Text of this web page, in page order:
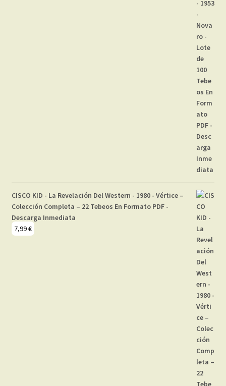
CISCO KID - La Revelación Del Western - 1980 - Vértice –
Colección Completa – 22 Tebeos En Formato PDF -
Descarga Inmediata
7,99€